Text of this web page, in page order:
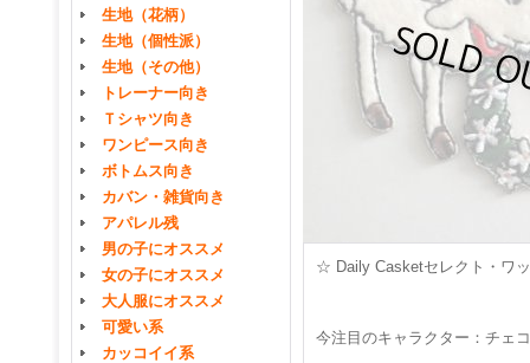
生地（花柄）
生地（個性派）
生地（その他）
トレーナー向き
Ｔシャツ向き
ワンピース向き
ボトムス向き
カバン・雑貨向き
アパレル残
男の子にオススメ
女の子にオススメ
大人服にオススメ
可愛い系
カッコイイ系
☆ Daily Casketセレクト・ワ
今注目のキャラクター：チェ